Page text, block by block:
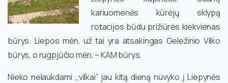
kariuomenės kūrėjų sklypą
rotacijos būdu prižiūrės kiekvienas
būrys. Liepos mėn. už tai yra atsakingas Geležinio Vilko
būrys, o rugpjūčio mėn. – KAM būrys.
Nieko nelaukdami ,,vilkai” jau kitą dieną nuvyko į Liepynės